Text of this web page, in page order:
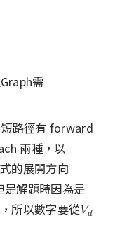
需
路徑有 forward
兩種，以
的展開方向
是解題時因為是
所以數字要從Vd
Vd